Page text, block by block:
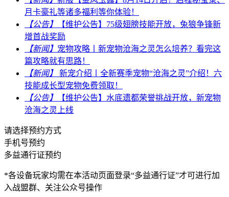
月卡豪礼等诸多福利等你体验！
【公告】
【维护公告】75级翅膀技能开放，兔狼争锋新
增首战奖励
【新闻】 宠物攻略丨新宠物沧海之灵怎么培养？看完这
篇攻略就有思路！
【新闻】
新宠介绍丨全新赛季宠物“沧海之灵”介绍！六
技能成长型宠物免费领取！
【公告】
【维护公告】水底遗都荣誉挑战开放，新宠物
沧海之灵上线
请选择预约方式
手机号预约
多益通行证预约
*各设备玩家均需在本活动页面登录“多益通行证”才可进行加
入战盟群、关注公众号操作